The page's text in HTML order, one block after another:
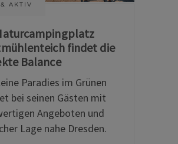
AKTIV
findet die
Balance
Paradies im Grünen
bei seinen Gästen mit
Angeboten und
Lage nahe Dresden.